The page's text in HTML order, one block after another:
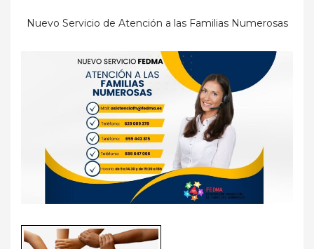
Nuevo Servicio de Atención a las Familias Numerosas